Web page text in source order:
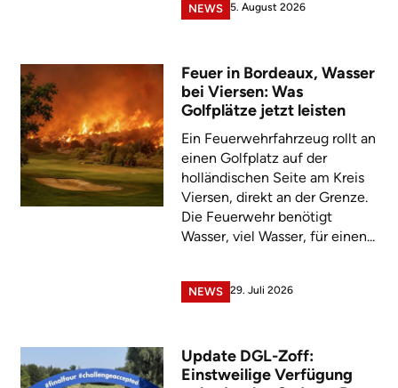
NEWS 5. August 2026
Feuer in Bordeaux, Wasser
bei Viersen: Was
Golfplätze jetzt leisten
Ein Feuerwehrfahrzeug rollt an
einen Golfplatz auf der
holländischen Seite am Kreis
Viersen, direkt an der Grenze.
Die Feuerwehr benötigt
Wasser, viel Wasser, für einen...
NEWS 29. Juli 2026
Update DGL-Zoff:
Einstweilige Verfügung